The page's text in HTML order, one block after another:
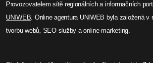
Provozovatelem sítě regionálních a informačních
UNIWEB. Online agentura UNIWEB byla založená v
tvorbu webů, SEO služby a online marketing.